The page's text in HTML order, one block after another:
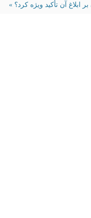
ابلاغ آن تأکید ویژه کرد؟ »